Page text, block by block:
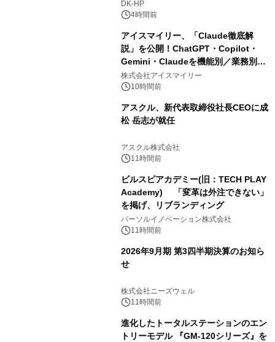
DK-HP
4時間前
アイスマイリー、「Claude徹底解
説」を公開！ChatGPT・Copilot・
Gemini・Claudeを機能別／業務別に
比較―自社に合う生成AIの選び方がわ
かる実践ガイド
株式会社アイスマイリー
10時間前
アスクル、新代表取締役社長CEOに成
松 岳志が就任
アスクル株式会社
11時間前
ビルスピアカデミー(旧：TECH PLAY
Academy) 「変革は外注できない」
を掲げ、リブランディング
パーソルイノベーション株式会社
11時間前
2026年9月期 第3四半期決算のお知ら
せ
株式会社ニーズウェル
11時間前
進化したトータルステーションのエン
トリーモデル 『GM-120シリーズ』を